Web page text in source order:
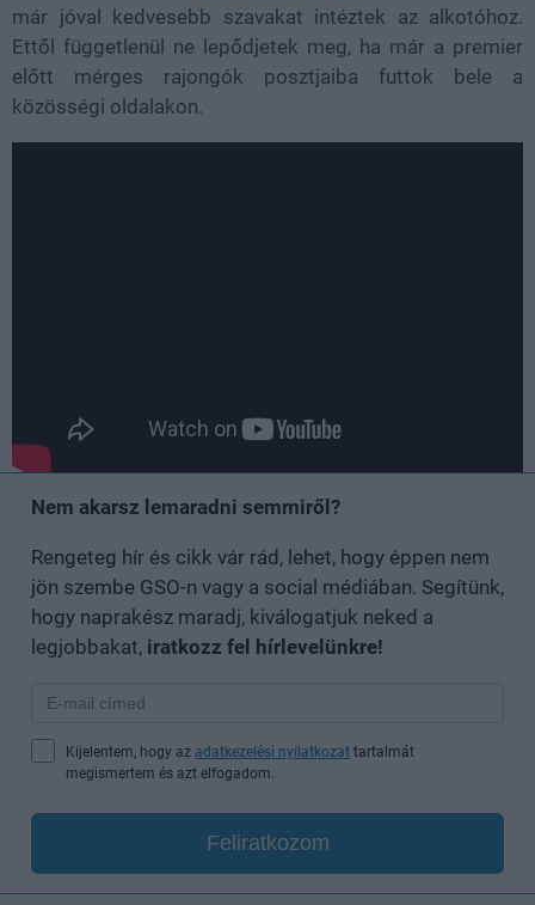
már jóval kedvesebb szavakat intéztek az alkotóhoz.
Ettől függetlenül ne lepődjetek meg, ha már a premier
előtt mérges rajongók posztjaiba futtok bele a
közösségi oldalakon.
Nem akarsz lemaradni semmiről?
Rengeteg hír és cikk vár rád, lehet, hogy éppen nem
jön szembe GSO-n vagy a social médiában. Segítünk,
hogy naprakész maradj, kiválogatjuk neked a
legjobbakat, iratkozz fel hírlevelünkre!
Kijelentem, hogy az adatkezelési nyilatkozat tartalmát
megismertem és azt elfogadom.
Feliratkozom